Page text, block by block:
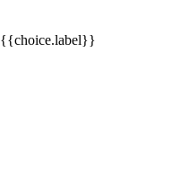
{{choice.label}}